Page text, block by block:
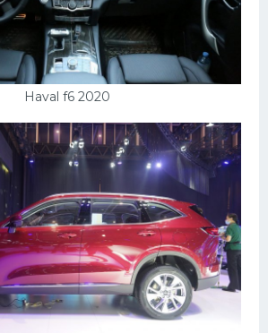
Haval f6 2020